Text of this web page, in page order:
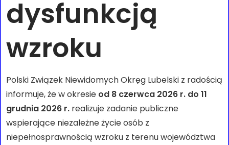
dysfunkcją
wzroku
Polski Związek Niewidomych Okręg Lubelski z radością
informuje, że w okresie od 8 czerwca 2026 r. do 11
grudnia 2026 r. realizuje zadanie publiczne
wspierające niezależne życie osób z
niepełnosprawnością wzroku z terenu województwa